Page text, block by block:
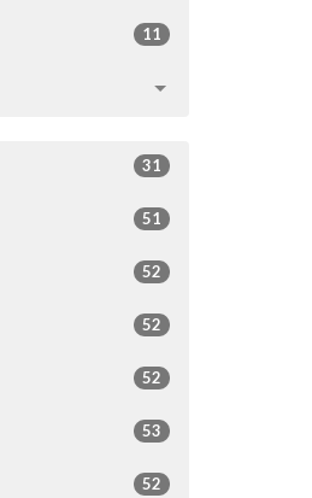
11
31
51
52
52
52
53
52